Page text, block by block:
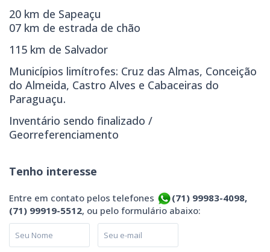
20 km de Sapeaçu
07 km de estrada de chão
115 km de Salvador
Municípios limítrofes: Cruz das Almas, Conceição
do Almeida, Castro Alves e Cabaceiras do
Paraguaçu.
Inventário sendo finalizado /
Georreferenciamento
Tenho interesse
Entre em contato pelos telefones
(71) 99983-4098,
(71) 99919-5512, ou pelo formulário abaixo: